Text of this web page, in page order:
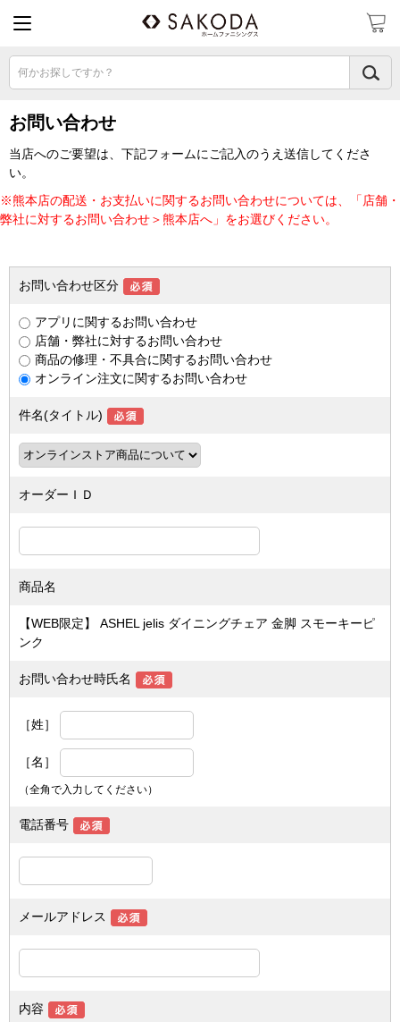
何かお探しですか？
お問い合わせ
当店へのご要望は、下記フォームにご記入のうえ送信してくださ
い。
※熊本店の配送・お支払いに関するお問い合わせについては、「店舗・
弊社に対するお問い合わせ＞熊本店へ」をお選びください。
お問い合わせ区分
アプリに関するお問い合わせ
店舗・弊社に対するお問い合わせ
商品の修理・不具合に関するお問い合わせ
オンライン注文に関するお問い合わせ
件名(タイトル)
オーダーＩＤ
商品名
【WEB限定】 ASHEL jelis ダイニングチェア 金脚 スモーキーピ
ンク
お問い合わせ時氏名
［姓］
［名］
（全角で入力してください）
電話番号
メールアドレス
内容